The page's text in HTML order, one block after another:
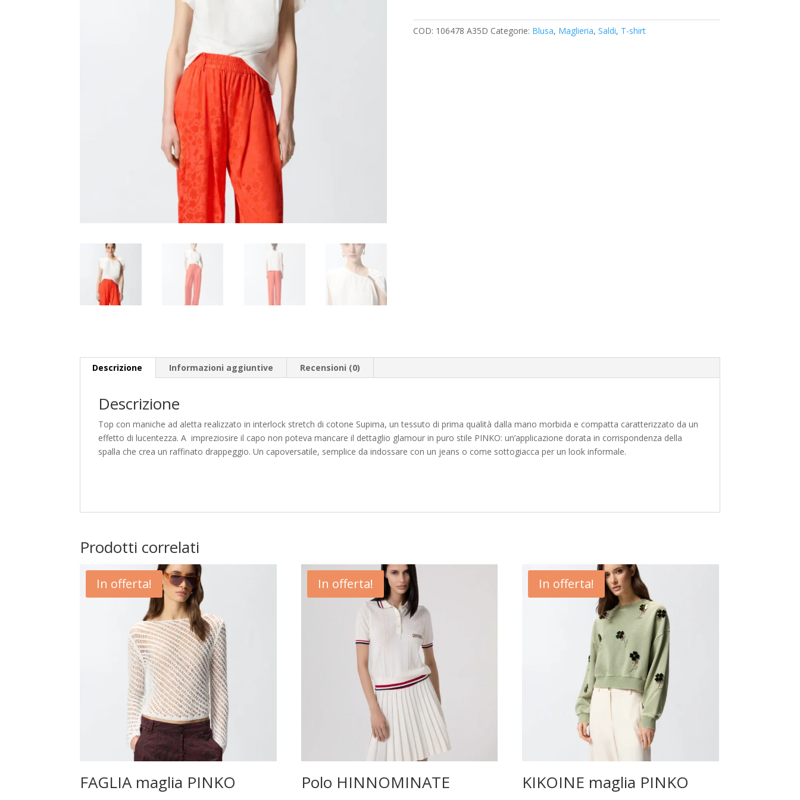
COD: 106478 A35D Categorie: Blusa, Maglieria, Saldi, T-shirt
Descrizione Informazioni aggiuntive Recensioni (0)
Descrizione
Top con maniche ad aletta realizzato in interlock stretch di cotone Supima, un tessuto di prima qualità dalla mano morbida e compatta caratterizzato da un
effetto di lucentezza. A impreziosire il capo non poteva mancare il dettaglio glamour in puro stile PINKO: un’applicazione dorata in corrispondenza della
spalla che crea un raffinato drappeggio. Un capoversatile, semplice da indossare con un jeans o come sottogiacca per un look informale.
Prodotti correlati
In offerta!
FAGLIA maglia PINKO
In offerta!
Polo HINNOMINATE
In offerta!
KIKOINE maglia PINKO